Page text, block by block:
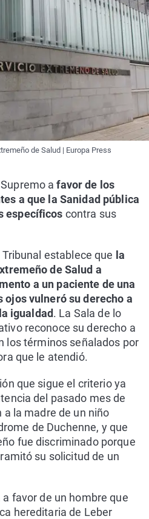
de Salud | Europa Press
a favor de los
a que la Sanidad pública
específicos contra sus
establece que la
de Salud a
a un paciente de una
vulneró su derecho a
igualdad. La Sala de lo
reconoce su derecho a
los términos señalados por
que le atendió.
que sigue el criterio ya
del pasado mes de
la madre de un niño
de Duchenne, y que
fue discriminado porque
su solicitud de un
favor de un hombre que
hereditaria de Leber